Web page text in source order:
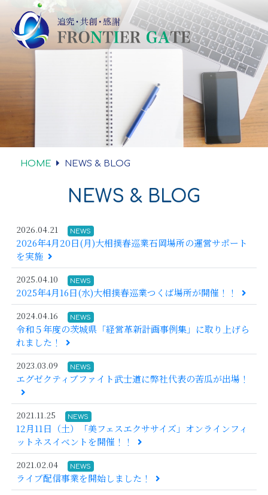
HOME NEWS & BLOG
NEWS & BLOG
2026.04.21 NEWS
2026年4月20日(月)大相撲春巡業石岡場所の運営サポート
を実施
2025.04.10 NEWS
2025年4月16日(水)大相撲春巡業つくば場所が開催！！
2024.04.16 NEWS
令和５年度の茨城県「経営革新計画事例集」に取り上げら
れました！
2023.03.09 NEWS
エグゼクティブファイト武士道に弊社代表の苦瓜が出場！
2021.11.25 NEWS
12月11日（土）「美フェスエクササイズ」オンラインフィ
ットネスイベントを開催！！
2021.02.04 NEWS
ライブ配信事業を開始しました！